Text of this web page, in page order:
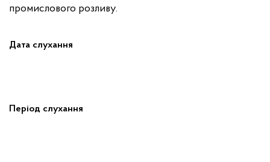
промислового розливу.
Дата слухання
Період слухання